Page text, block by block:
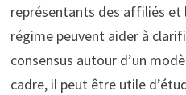
représentants des affiliés et
régime peuvent aider à
consensus autour d’un
cadre, il peut être utile